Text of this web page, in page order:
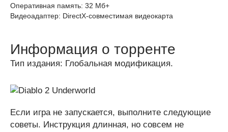
Оперативная память: 32 Мб+
Видеоадаптер: DirectX-совместимая видеокарта
Информация о торренте
Тип издания: Глобальная модификация.
Если игра не запускается, выполните следующие
советы. Инструкция длинная, но совсем не